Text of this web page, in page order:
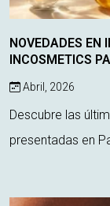
NOVEDADES EN
INCOSMETICS
Abril, 2026
Descubre las
presentadas en París La edición 2026 de In-